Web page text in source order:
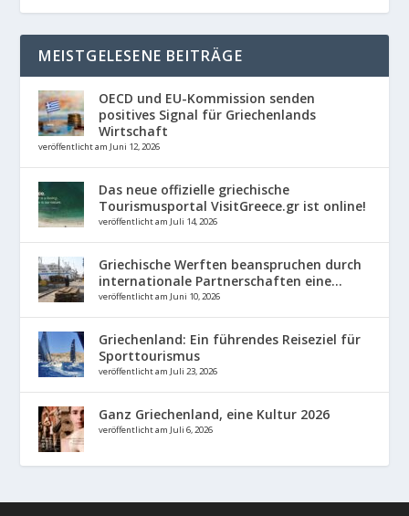
MEISTGELESENE BEITRÄGE
OECD und EU-Kommission senden
positives Signal für Griechenlands
Wirtschaft
veröffentlicht am Juni 12, 2026
Das neue offizielle griechische
Tourismusportal VisitGreece.gr ist online!
veröffentlicht am Juli 14, 2026
Griechische Werften beanspruchen durch
internationale Partnerschaften eine...
veröffentlicht am Juni 10, 2026
Griechenland: Ein führendes Reiseziel für
Sporttourismus
veröffentlicht am Juli 23, 2026
Ganz Griechenland, eine Kultur 2026
veröffentlicht am Juli 6, 2026